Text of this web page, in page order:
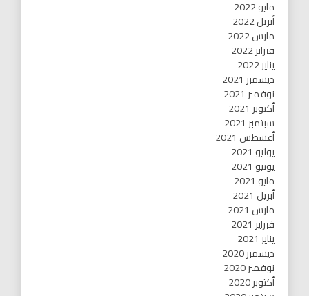
مايو 2022
أبريل 2022
مارس 2022
فبراير 2022
يناير 2022
ديسمبر 2021
نوفمبر 2021
أكتوبر 2021
سبتمبر 2021
أغسطس 2021
يوليو 2021
يونيو 2021
مايو 2021
أبريل 2021
مارس 2021
فبراير 2021
يناير 2021
ديسمبر 2020
نوفمبر 2020
أكتوبر 2020